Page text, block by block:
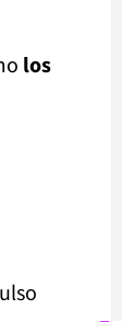
los